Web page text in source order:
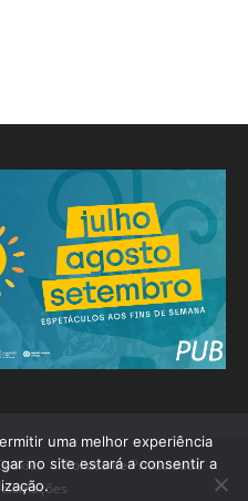
Política de Privacidade
uma melhor experiência
no site estará a consentir a